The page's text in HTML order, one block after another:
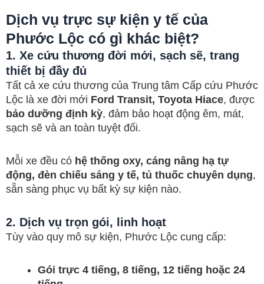
Dịch vụ trực sự kiện y tế của
Phước Lộc có gì khác biệt?
1. Xe cứu thương đời mới, sạch sẽ, trang
thiết bị đầy đủ
Tất cả xe cứu thương của Trung tâm Cấp cứu Phước
Lộc là xe đời mới Ford Transit, Toyota Hiace, được
bảo dưỡng định kỳ, đảm bảo hoạt động êm, mát,
sạch sẽ và an toàn tuyệt đối.
Mỗi xe đều có hệ thống oxy, cáng nâng hạ tự
động, đèn chiếu sáng y tế, tủ thuốc chuyên dụng,
sẵn sàng phục vụ bất kỳ sự kiện nào.
2. Dịch vụ trọn gói, linh hoạt
Tùy vào quy mô sự kiện, Phước Lộc cung cấp:
Gói trực 4 tiếng, 8 tiếng, 12 tiếng hoặc 24